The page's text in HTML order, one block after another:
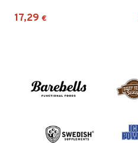
17,29 €